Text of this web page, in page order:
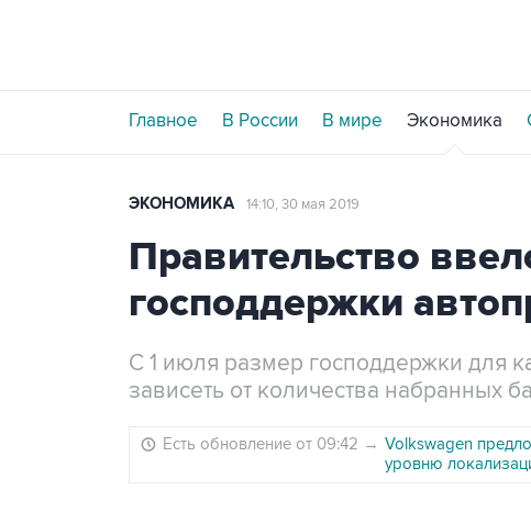
Главное В России В мире Экономика
ЭКОНОМИКА 14:10, 30 мая 2019
Правительство
господдержки
С 1 июля размер господдержки для
зависеть от количества набранных
Есть обновление от 09:42 → Volkswagen
уровню